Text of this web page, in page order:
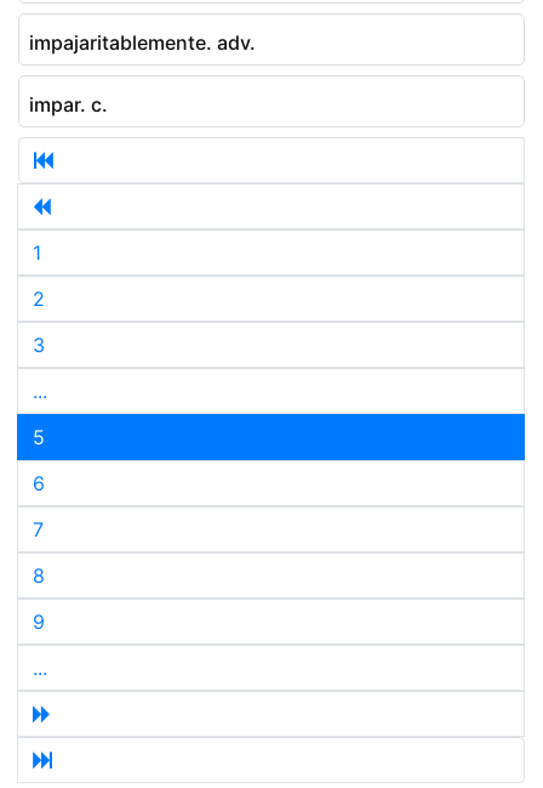
impajaritablemente. adv.
impar. c.
1
2
3
...
5
6
7
8
9
...